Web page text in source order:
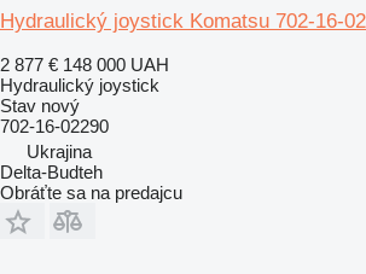
Hydraulický joystick Komatsu 702-16-
2 877 € 148 000 UAH
Hydraulický joystick
Stav nový
702-16-02290
Ukrajina
Delta-Budteh
Obráťte sa na predajcu